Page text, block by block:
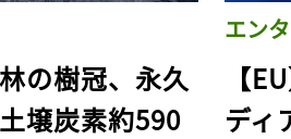
の樹冠、永久
壌炭素約590
エン
【
ディ